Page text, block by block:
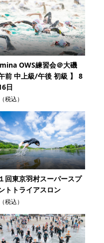
OWS練習会＠大磯
午前 中上級/午後 初級 】 8
日
（税込）
回東京羽村スーパースプ
トトライアスロン
（税込）